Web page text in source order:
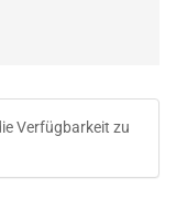
Verfügbarkeit zu